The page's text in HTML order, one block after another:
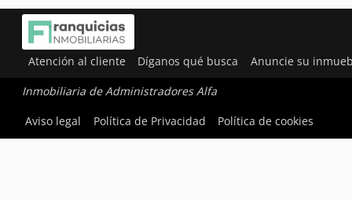
Atención al cliente Díganos qué busca Anuncie su
Inmobiliaria de Administradores Alfa
Aviso legal
Política de Privacidad Política de cookies